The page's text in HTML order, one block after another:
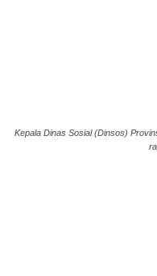
Kepala Dinas Sosial (Dinsos)